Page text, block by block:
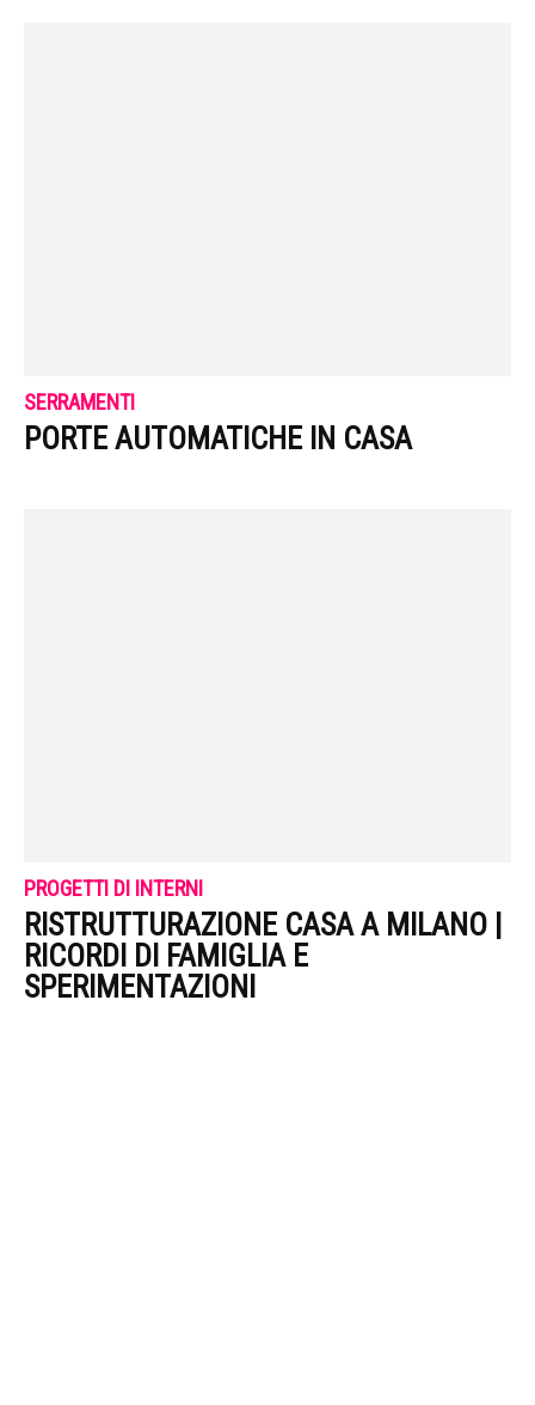
SERRAMENTI
PORTE AUTOMATICHE IN CASA
PROGETTI DI INTERNI
RISTRUTTURAZIONE CASA A MILANO |
RICORDI DI FAMIGLIA E
SPERIMENTAZIONI